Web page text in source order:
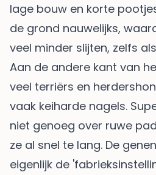
lage bouw en korte
de grond nauwelijks,
veel minder slijten, zelfs
Aan de andere kant van
veel terriërs en
vaak keiharde nagels.
niet genoeg over ruwe
ze al snel te lang. De
eigenlijk de